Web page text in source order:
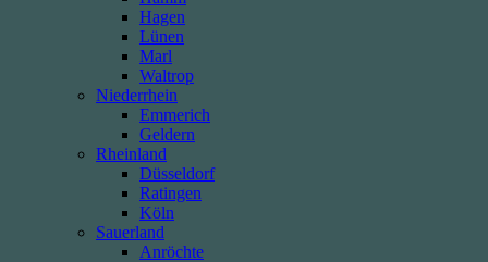
Hagen
Lünen
Marl
Waltrop
Niederrhein
Emmerich
Geldern
Rheinland
Düsseldorf
Ratingen
Köln
Sauerland
Anröchte